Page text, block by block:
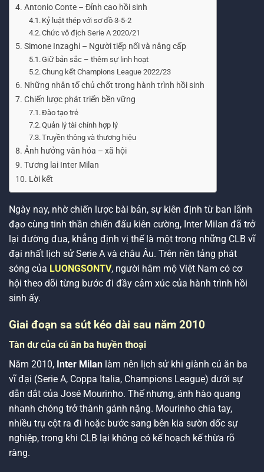
Antonio Conte – Đỉnh cao hồi sinh
Kỷ luật thép với sơ đồ 3-5-2
Chức vô địch Serie A 2020/21
Simone Inzaghi – Người tiếp nối và nâng cấp
Giữ bản sắc – thêm sự linh hoạt
Chung kết Champions League 2022/23
Những nhân tố chủ chốt trong hành trình hồi sinh
Chiến lược phát triển bền vững
Đào tạo trẻ
Quản lý tài chính hợp lý
Truyền thông và thương hiệu
Ảnh hưởng văn hóa – xã hội
Tương lai Inter Milan
Lời kết
Ngày nay, nhờ chiến lược bài bản, sự kiên định từ ban lãnh
đạo cùng tinh thần chiến đấu kiên cường, Inter Milan đã trở
lại đường đua, khẳng định vị thế là một trong những CLB vĩ
đại nhất lịch sử Serie A và châu Âu. Trên nền tảng phát
sóng của LUONGSONTV, người hâm mộ Việt Nam có cơ
hội theo dõi từng bước đi đầy cảm xúc của hành trình hồi
sinh ấy.
Giai đoạn sa sút kéo dài sau năm 2010
Tàn dư của cú ăn ba huyền thoại
Năm 2010, Inter Milan làm nên lịch sử khi giành cú ăn ba
vĩ đại (Serie A, Coppa Italia, Champions League) dưới sự
dẫn dắt của José Mourinho. Thế nhưng, ánh hào quang
nhanh chóng trở thành gánh nặng. Mourinho chia tay,
nhiều trụ cột ra đi hoặc bước sang bên kia sườn dốc sự
nghiệp, trong khi CLB lại không có kế hoạch kế thừa rõ
ràng.